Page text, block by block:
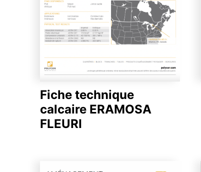
Fiche technique
calcaire ERAMOSA
FLEURI